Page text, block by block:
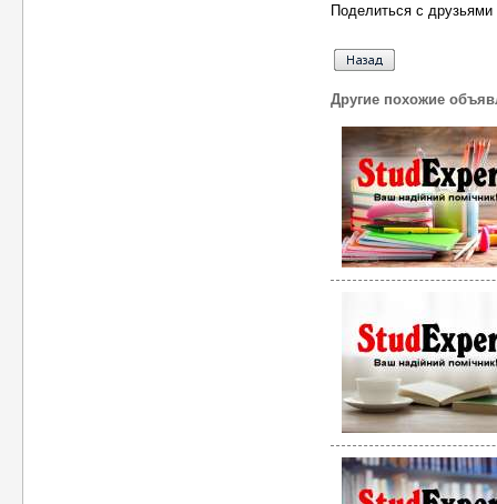
Поделиться с
Другие похожие